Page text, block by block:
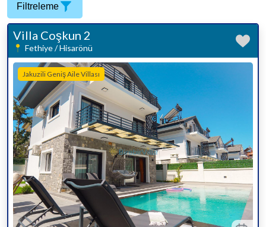
Filtreleme
Villa Coşkun 2
Fethiye / Hisarönü
Jakuzili Geniş Aile Villası